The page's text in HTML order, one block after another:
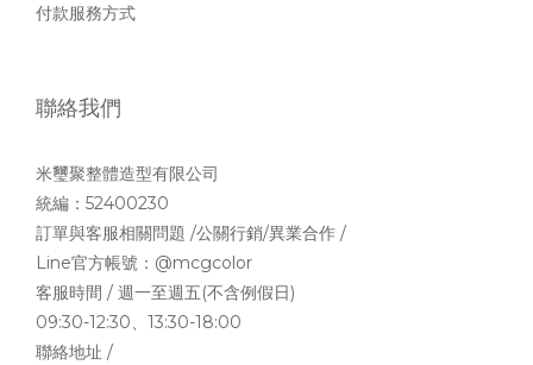
付款服務方式
聯絡我們
米璽聚整體造型有限公司
統編：52400230
訂單與客服相關問題 /公關行銷/異業合作 /
Line官方帳號： @mcgcolor
客服時間 / 週一至週五(不含例假日)
09:30-12:30、13:30-18:00
聯絡地址 /